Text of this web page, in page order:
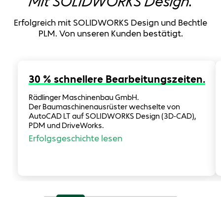
Erfolgreich mit SOLIDWORKS Design und Bechtle
PLM. Von unseren Kunden bestätigt.
30 % schnellere Bearbeitungszeiten.
Rädlinger Maschinenbau GmbH.
Der Baumaschinenausrüster wechselte von
AutoCAD LT auf SOLIDWORKS Design (3D-CAD),
PDM und DriveWorks.
Erfolgsgeschichte lesen